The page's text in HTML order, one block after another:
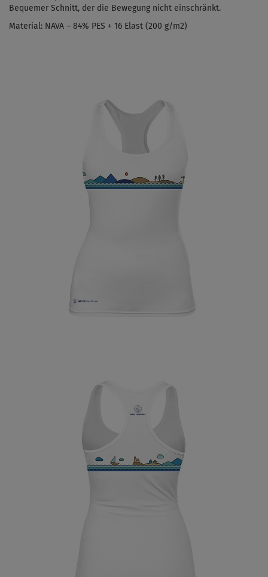
Bequemer Schnitt, der die Bewegung nicht einschränkt.
Material: NAVA – 84% PES + 16 Elast (200 g/m2)